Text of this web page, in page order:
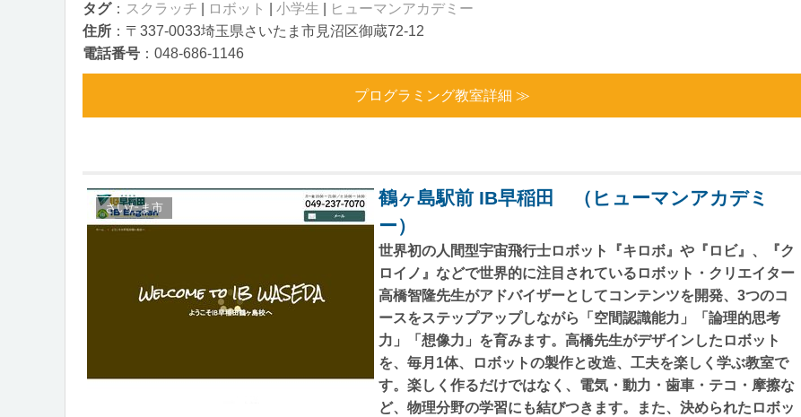
タグ： スクラッチ ロボット 小学生
ヒューマンアカデミー
住所 ：〒337-0033埼玉県さいたま市見沼区御蔵72-12
電話番号 ：048-686-1146
プログラミング教室詳細 ≫
さいたま市
鶴ヶ島駅前 IB早稲田 （ヒューマンアカデミ
ー）
世界初の人間型宇宙飛行士ロボット『キロボ』や『ロビ』、『ク
ロイノ』などで世界的に注目されているロボット・クリエイター
高橋智隆先生がアドバイザーとしてコンテンツを開発、3つのコ
ースをステップアップしながら「空間認識能力」「論理的思考
力」「想像力」を育みます。高橋先生がデザインしたロボット
を、毎月1体、ロボットの製作と改造、工夫を楽しく学ぶ教室で
す。楽しく作るだけではなく、電気・動力・歯車・テコ・摩擦な
ど、物理分野の学習にも結びつきます。また、決められたロボッ